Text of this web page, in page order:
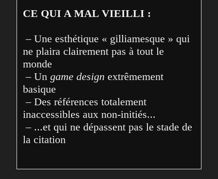
CE QUI A MAL VIEILLI :
– Une esthétique « gilliamesque » qui
ne plaira clairement pas à tout le
monde
– Un game design extrêmement
basique
– Des références totalement
inaccessibles aux non-initiés...
– ...et qui ne dépassent pas le stade de